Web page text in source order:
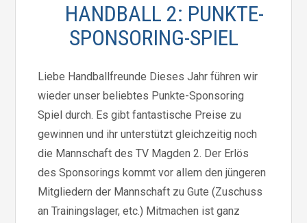
HANDBALL 2: PUNKTE-
SPONSORING-SPIEL
Liebe Handballfreunde Dieses Jahr führen wir
wieder unser beliebtes Punkte-Sponsoring
Spiel durch. Es gibt fantastische Preise zu
gewinnen und ihr unterstützt gleichzeitig noch
die Mannschaft des TV Magden 2. Der Erlös
des Sponsorings kommt vor allem den jüngeren
Mitgliedern der Mannschaft zu Gute (Zuschuss
an Trainingslager, etc.) Mitmachen ist ganz